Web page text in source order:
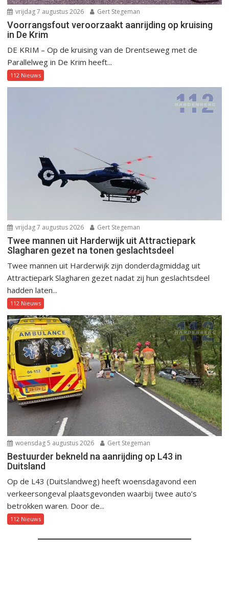
vrijdag 7 augustus 2026 Gert Stegeman
Voorrangsfout veroorzaakt aanrijding op kruising
in De Krim
DE KRIM – Op de kruising van de Drentseweg met de
Parallelweg in De Krim heeft...
112 Nieuws
vrijdag 7 augustus 2026 Gert Stegeman
Twee mannen uit Harderwijk uit Attractiepark
Slagharen gezet na tonen geslachtsdeel
Twee mannen uit Harderwijk zijn donderdagmiddag uit
Attractiepark Slagharen gezet nadat zij hun geslachtsdeel
hadden laten...
112 Nieuws
woensdag 5 augustus 2026 Gert Stegeman
Bestuurder bekneld na aanrijding op L43 in
Duitsland
Op de L43 (Duitslandweg) heeft woensdagavond een
verkeersongeval plaatsgevonden waarbij twee auto’s
betrokken waren. Door de...
112 Nieuws